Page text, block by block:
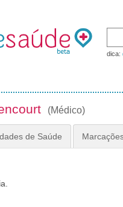
dica:
(Médico)
de Saúde